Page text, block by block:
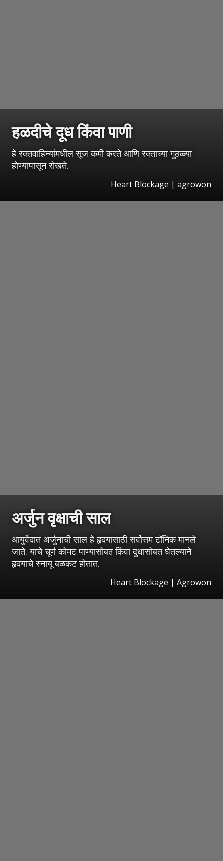
हळदीचे दूध किंवा पाणी
हे रक्तवाहिन्यांमधील सूज कमी करते आणि रक्ताच्या गुठळ्या
होण्यापासून रोखते.
Heart Blockage | agrowon
अर्जुन वृक्षाची साल
आयुर्वेदात अर्जुनाची साल हे हृदयासाठी सर्वोत्तम टॉनिक मानले
जाते. याचे चूर्ण कोमट पाण्यासोबत किंवा दुधासोबत घेतल्याने
हृदयाचे स्नायू बळकट होतात.
Heart Blockage | Agrowon